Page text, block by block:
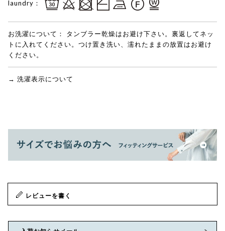
laundry：
お洗濯について：
タンブラー乾燥はお避け下さい。裏返してネッ
トに入れてください。つけ置き洗い、濡れたままの放置はお避け
ください。
→ 洗濯表示について
レビューを書く